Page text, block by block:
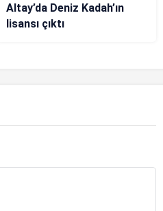
Altay’da Deniz Kadah’ın
lisansı çıktı